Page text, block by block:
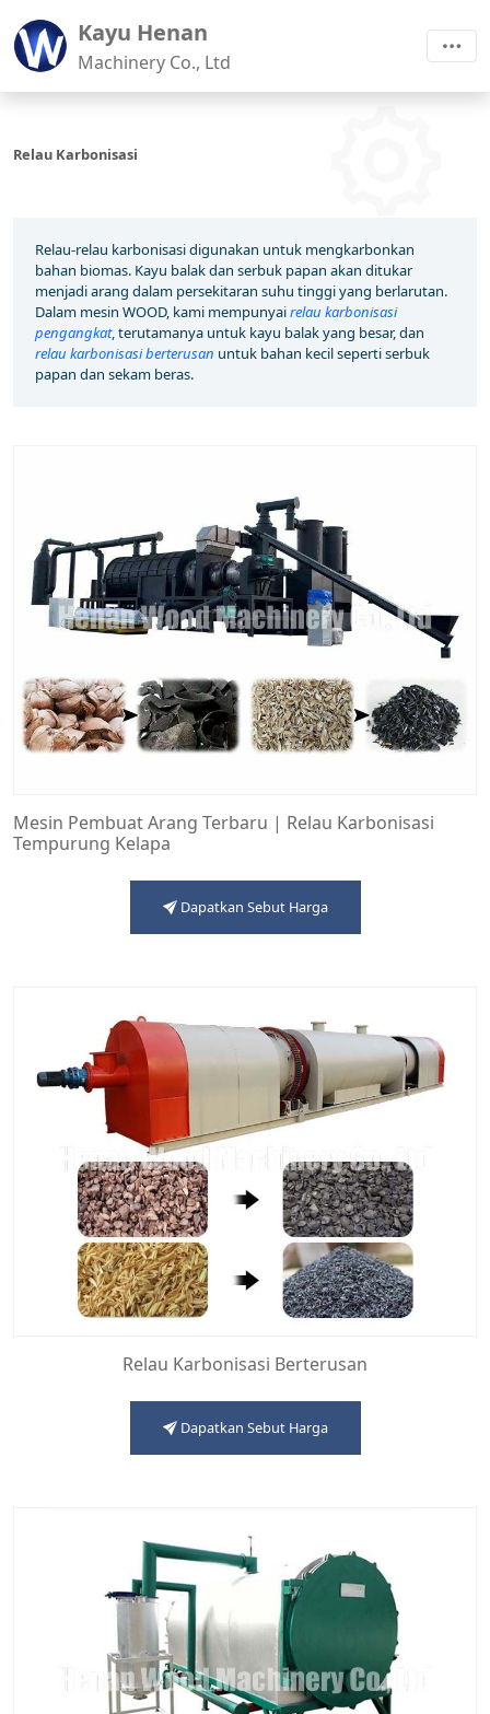
Kayu Henan
Machinery Co., Ltd
Relau Karbonisasi
Relau-relau karbonisasi digunakan untuk mengkarbonkan
bahan biomas. Kayu balak dan serbuk papan akan ditukar
menjadi arang dalam persekitaran suhu tinggi yang berlarutan.
Dalam mesin WOOD, kami mempunyairelau karbonisasi
pengangkat, terutamanya untuk kayu balak yang besar, dan
relau karbonisasi berterusan untuk bahan kecil seperti serbuk
papan dan sekam beras.
Mesin Pembuat Arang Terbaru | Relau Karbonisasi
Tempurung Kelapa
Dapatkan Sebut Harga
Relau Karbonisasi Berterusan
Dapatkan Sebut Harga